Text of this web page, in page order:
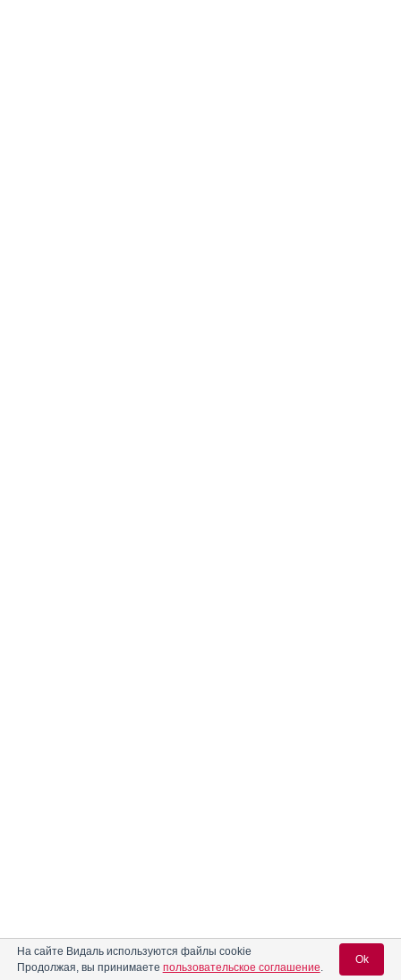
На сайте Видаль используются файлы cookie
Продолжая, вы принимаете пользовательское соглашение.
Ok